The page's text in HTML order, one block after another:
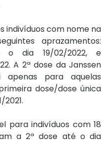
indivíduos com nome na
aprazamentos:
o dia 19/02/2022, e
A 2ª dose da Janssen
para aquelas
dose/dose única
2021.
para indivíduos com 18
a 2ª dose até o dia